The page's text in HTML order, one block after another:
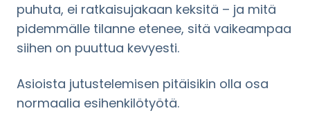
puhuta, ei ratkaisujakaan keksitä – ja mitä
pidemmälle tilanne etenee, sitä vaikeampaa
siihen on puuttua kevyesti.
Asioista jutustelemisen pitäisikin olla osa
normaalia esihenkilötyötä.